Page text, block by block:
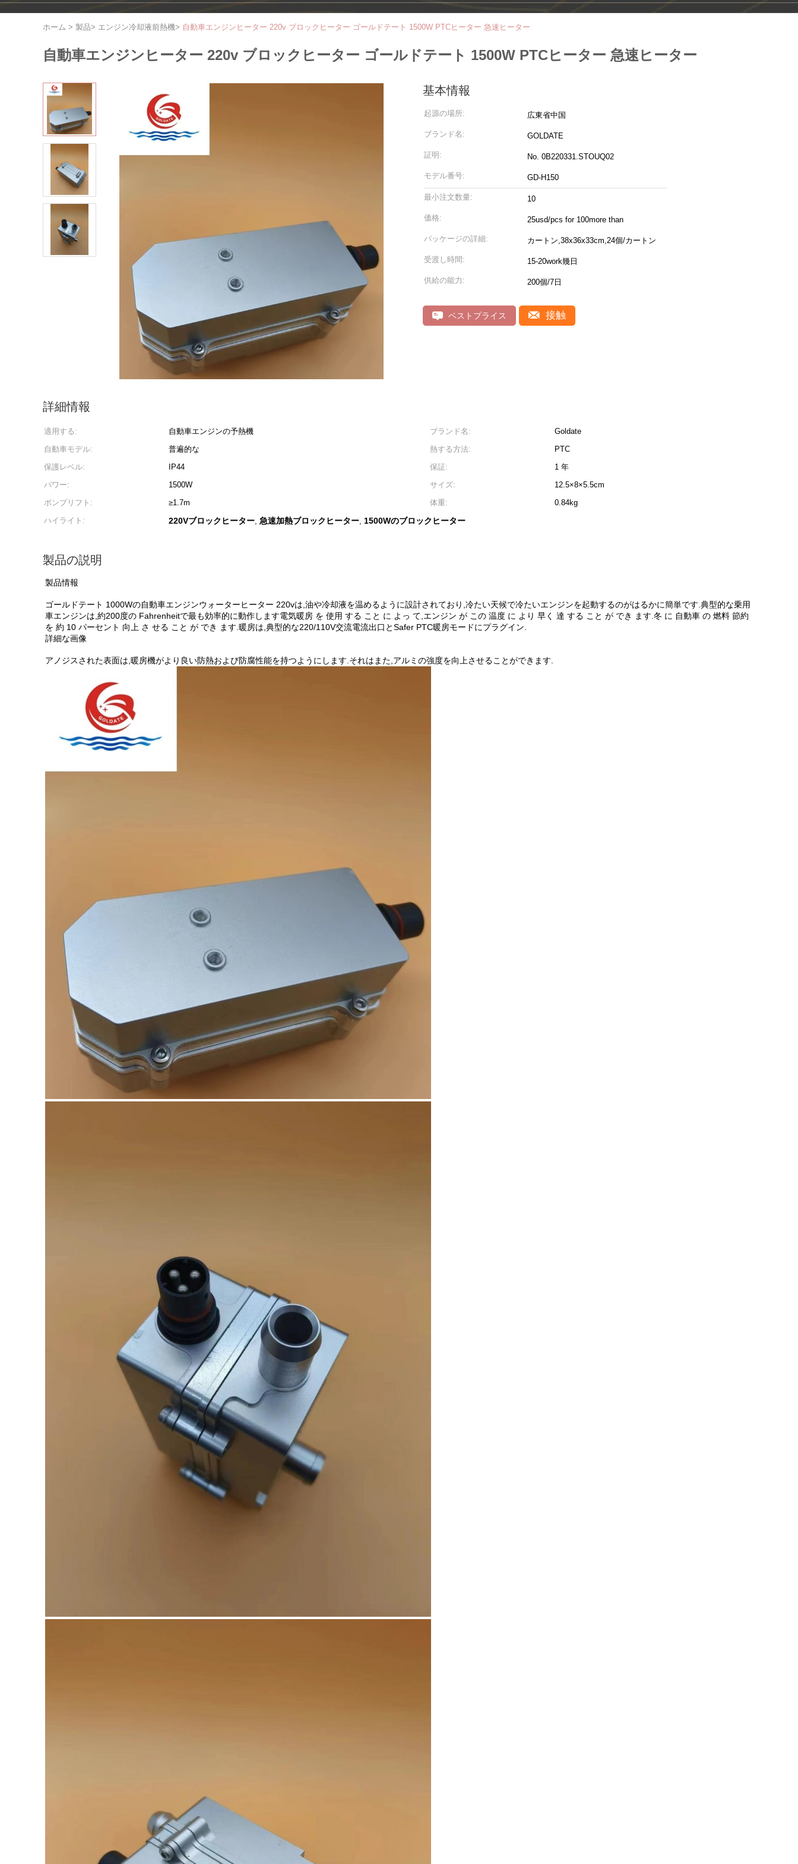
ホーム > 製品> エンジン冷却液前熱機> 自動車エンジンヒーター 220v ブロックヒーター ゴールドテート 1500W PTCヒーター 急速ヒーター
自動車エンジンヒーター 220v ブロックヒーター ゴールドテート 1500W PTCヒーター 急速ヒーター
基本情報
起源の場所: 広東省中国
ブランド名: GOLDATE
証明: No. 0B220331.STOUQ02
モデル番号: GD-H150
最小注文数量: 10
価格: 25usd/pcs for 100more than
パッケージの詳細: カートン,38x36x33cm,24個/カートン
受渡し時間: 15-20work幾日
供給の能力: 200個/7日
ベストプライス 接触
詳細情報
適用する: 自動車エンジンの予熱機 ブランド名:
Goldate
自動車モデル:
普遍的な 熱する方法:
PTC
保護レベル:
IP44 保証:
1 年
パワー:
1500W サイズ:
12.5×8×5.5cm
ポンプリフト:
≥1.7m 体重:
0.84kg
ハイライト:
220Vブロックヒーター, 急速加熱ブロックヒーター, 1500Wのブロックヒーター
製品の説明
製品情報
ゴールドテート 1000Wの自動車エンジンウォーターヒーター 220vは,油や冷却液を温めるように設計されており,冷たい天候で冷たいエンジンを起動するのがはるかに簡単です.典型的な乗用
車エンジンは,約200度の Fahrenheitで最も効率的に動作します電気暖房 を 使用 する こと に よっ て,エンジン が この 温度 に より 早く 達 する こと が でき ます.冬 に 自動車 の 燃料 節約
を 約 10 パーセント 向上 さ せる こと が でき ます.暖房は,典型的な220/110V交流電流出口とSafer PTC暖房モードにプラグイン.
詳細な画像
アノジスされた表面は,暖房機がより良い防熱および防腐性能を持つようにします.それはまた,アルミの強度を向上させることができます.